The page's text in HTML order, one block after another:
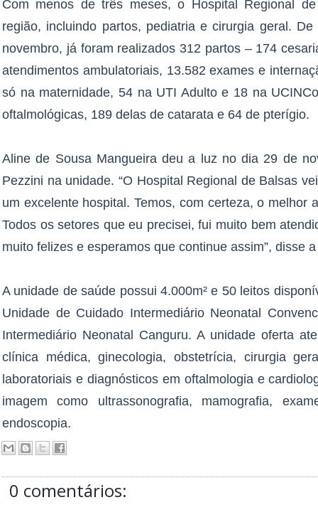
Com menos de três meses, o Hospital Regional
região, incluindo partos, pediatria e cirurgia geral.
novembro, já foram realizados 312 partos – 174
atendimentos ambulatoriais, 13.582 exames e
só na maternidade, 54 na UTI Adulto e 18 na
oftalmológicas, 189 delas de catarata e 64 de pterígio.
Aline de Sousa Mangueira deu a luz no dia 29 de
Pezzini na unidade. “O Hospital Regional de Balsas
um excelente hospital. Temos, com certeza, o melhor
Todos os setores que eu precisei, fui muito bem
muito felizes e esperamos que continue assim”, disse
A unidade de saúde possui 4.000m² e 50 leitos
Unidade de Cuidado Intermediário Neonatal
Intermediário Neonatal Canguru. A unidade oferta
clínica médica, ginecologia, obstetrícia, cirurgia
laboratoriais e diagnósticos em oftalmologia e
imagem como ultrassonografia, mamografia,
endoscopia.
0 comentários: